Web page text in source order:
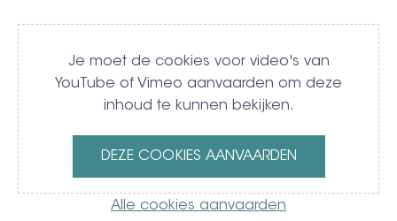
Video
Je moet de cookies voor video's van
YouTube of Vimeo aanvaarden om deze
inhoud te kunnen bekijken.
DEZE COOKIES AANVAARDEN
Alle cookies aanvaarden